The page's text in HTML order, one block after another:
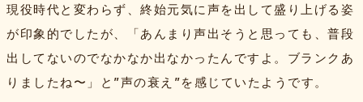
現役時代と変わらず、終始元気に声を出して盛り上げる姿
が印象的でしたが、「あんまり声出そうと思っても、普段
出してないのでなかなか出なかったんですよ。ブランクあ
りましたね〜」と”声の衰え”を感じていたようです。